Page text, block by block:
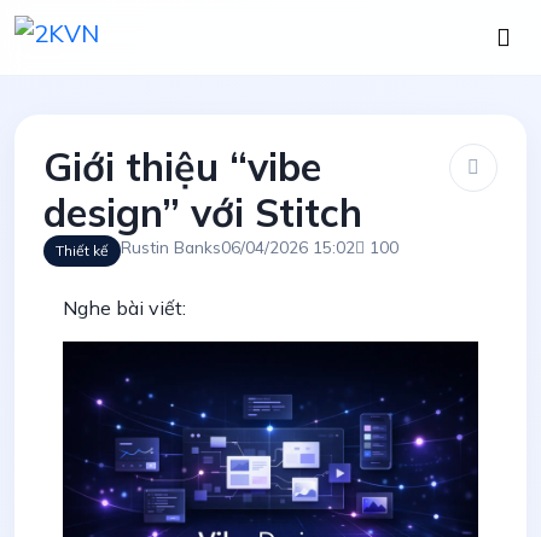
Giới thiệu “vibe
design” với Stitch
Thiết kế Rustin Banks06/04/2026 15:02 100
Nghe bài viết: